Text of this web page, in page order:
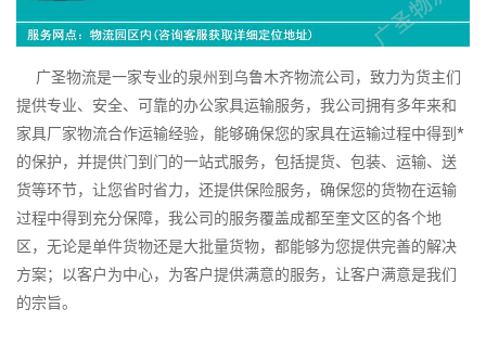
广圣物流是一家专业的泉州到乌鲁木齐物流公司，致力为货主们
提供专业、安全、可靠的办公家具运输服务，我公司拥有多年来和
家具厂家物流合作运输经验，能够确保您的家具在运输过程中得到*
的保护，并提供门到门的一站式服务，包括提货、包装、运输、送
货等环节，让您省时省力，还提供保险服务，确保您的货物在运输
过程中得到充分保障，我公司的服务覆盖成都至奎文区的各个地
区，无论是单件货物还是大批量货物，都能够为您提供完善的解决
方案；以客户为中心，为客户提供满意的服务，让客户满意是我们
的宗旨。